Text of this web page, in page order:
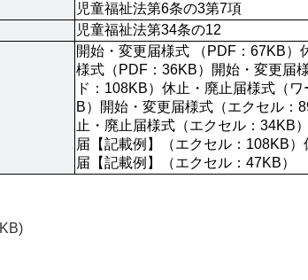
児童福祉法第6条の3第7項
児童福祉法第34条の12
開始・変更届様式 （PDF：67KB）
様式（PDF：36KB）開始・変更届
ド：108KB）休止・廃止届様式（ワ
B）開始・変更届様式（エクセル：
止・廃止届様式（エクセル：34KB
届【記載例】（エクセル：108KB）
届【記載例】（エクセル：47KB）